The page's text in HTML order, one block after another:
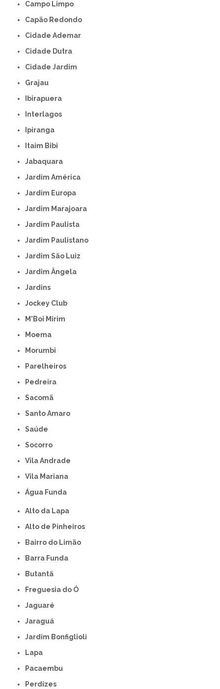
Campo Limpo
Capão Redondo
Cidade Ademar
Cidade Dutra
Cidade Jardim
Grajau
Ibirapuera
Interlagos
Ipiranga
Itaim Bibi
Jabaquara
Jardim América
Jardim Europa
Jardim Marajoara
Jardim Paulista
Jardim Paulistano
Jardim São Luiz
Jardim Ângela
Jardins
Jockey Club
M'Boi Mirim
Moema
Morumbi
Parelheiros
Pedreira
Sacomã
Santo Amaro
Saúde
Socorro
Vila Andrade
Vila Mariana
Água Funda
Alto da Lapa
Alto de Pinheiros
Bairro do Limão
Barra Funda
Butantã
Freguesia do Ó
Jaguaré
Jaraguá
Jardim Bonfiglioli
Lapa
Pacaembu
Perdizes